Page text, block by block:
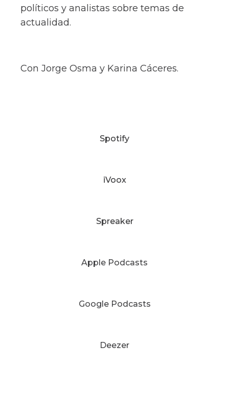
políticos y analistas sobre temas de
actualidad.
Con Jorge Osma y Karina Cáceres.
Spotify
iVoox
Spreaker
Apple Podcasts
Google Podcasts
Deezer